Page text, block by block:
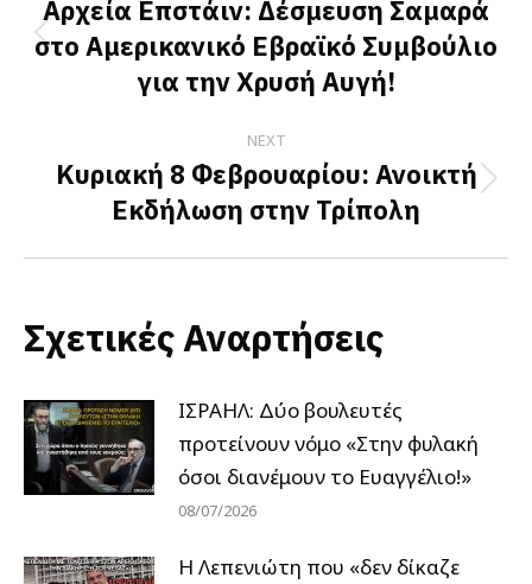
Previous
post:
Αρχεία Επστάιν: Δέσμευση Σαμαρά
στο Αμερικανικό Εβραϊκό Συμβούλιο
για την Χρυσή Αυγή!
NEXT
Next
post:
Κυριακή 8 Φεβρουαρίου: Ανοικτή
Εκδήλωση στην Τρίπολη
Σχετικές Αναρτήσεις
ΙΣΡΑΗΛ: Δύο βουλευτές
προτείνουν νόμο «Στην φυλακή
όσοι διανέμουν το Ευαγγέλιο!»
08/07/2026
Η Λεπενιώτη που «δεν δίκαζε